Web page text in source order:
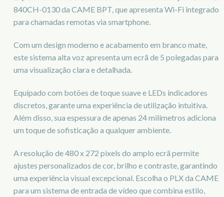
840CH-0130 da CAME BPT, que apresenta Wi-Fi integrado
para chamadas remotas via smartphone.
Com um design moderno e acabamento em branco mate,
este sistema alta voz apresenta um ecrã de 5 polegadas para
uma visualização clara e detalhada.
Equipado com botões de toque suave e LEDs indicadores
discretos, garante uma experiência de utilização intuitiva.
Além disso, sua espessura de apenas 24 milímetros adiciona
um toque de sofisticação a qualquer ambiente.
A resolução de 480 x 272 pixels do amplo ecrã permite
ajustes personalizados de cor, brilho e contraste, garantindo
uma experiência visual excepcional. Escolha o PLX da CAME
para um sistema de entrada de vídeo que combina estilo,